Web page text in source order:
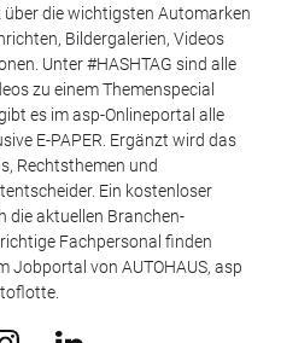
die wichtigsten Automarken
Bildergalerien, Videos
Unter #HASHTAG sind alle
zu einem Themenspecial
es im asp-Onlineportal alle
E-PAPER. Ergänzt wird das
Rechtsthemen und
Ein kostenloser
die aktuellen Branchen-
Fachpersonal finden
Jobportal von AUTOHAUS, asp